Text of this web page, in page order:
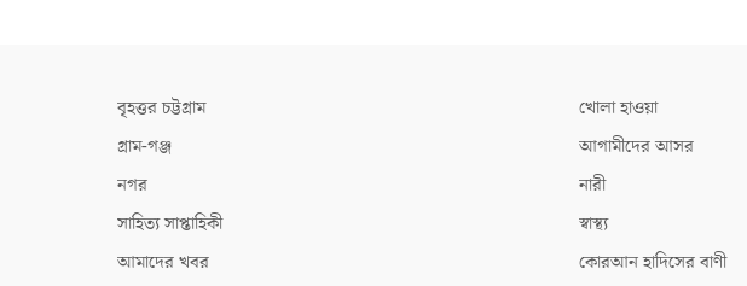
বৃহত্তর চট্টগ্রাম
গ্রাম-গঞ্জ
নগর
সাহিত্য সাপ্তাহিকী
আমাদের খবর
খোলা হাওয়া
আগামীদের আসর
নারী
স্বাস্থ্য
কোরআন হাদিসের বাণী